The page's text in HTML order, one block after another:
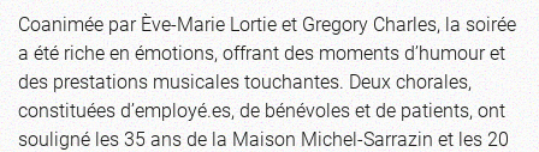
Coanimée par Ève-Marie Lortie et Gregory Charles, la soirée
a été riche en émotions, offrant des moments d’humour et
des prestations musicales touchantes. Deux chorales,
constituées d’employé.es, de bénévoles et de patients, ont
souligné les 35 ans de la Maison Michel-Sarrazin et les 20